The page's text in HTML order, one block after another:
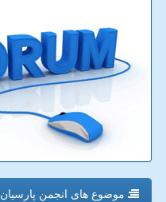
موضوع های انجمن پارسیان